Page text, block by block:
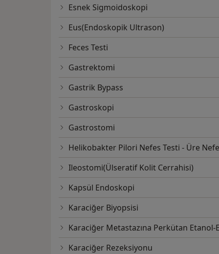
Esnek Sigmoidoskopi
Eus(Endoskopik Ultrason)
Feces Testi
Gastrektomi
Gastrik Bypass
Gastroskopi
Gastrostomi
Helikobakter Pilori Nefes Testi - Üre
Ileostomi(Ülseratif Kolit Cerrahisi)
Kapsül Endoskopi
Karaciğer Biyopsisi
Karaciğer Metastazına Perkütan Etanol-
Karaciğer Rezeksiyonu